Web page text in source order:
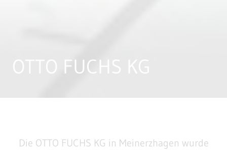
OTTO FUCHS KG
Die OTTO FUCHS KG in Meinerzhagen wurde